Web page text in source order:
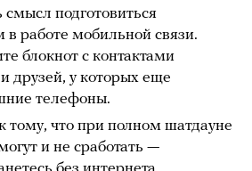
подготовиться
в работе мобильной связи.
блокнот с контактами
друзей, у которых еще
телефоны.
тому, что при полном шатдауне
и не сработать —